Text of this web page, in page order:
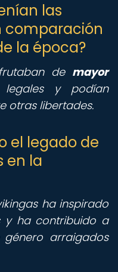
las
comparación
la época?
de mayor
legales y podían
otras libertades.
el legado de
en la
ha inspirado
y ha contribuido a
arraigados